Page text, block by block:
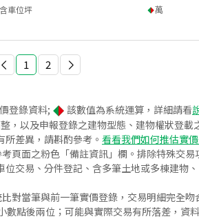
含車位坪 萬
1 2
登錄資料; 該數值為系統運算，詳細請看
，以及申報登錄之建物型態、建物權狀登
差異，請斟酌參考。 看看我們如何推估實
頁面之粉色「備註資訊」欄。排除特殊交
交易、分件登記、含多筆土地或多棟建物
對當筆與前一筆實價登錄，交易明細完全
點後兩位；可能與實際交易有所落差，資